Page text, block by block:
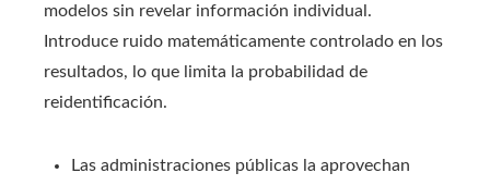
modelos sin revelar información individual.
Introduce ruido matemáticamente controlado en los
resultados, lo que limita la probabilidad de
reidentificación.
Las administraciones públicas la aprovechan